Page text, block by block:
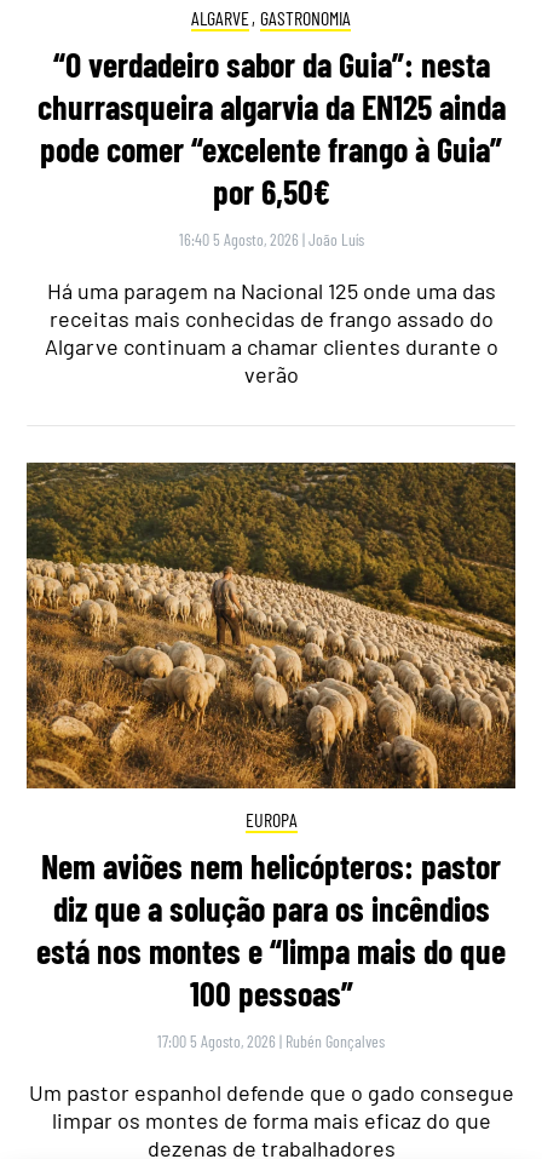
ALGARVE, GASTRONOMIA
“O verdadeiro sabor da Guia”: nesta
churrasqueira algarvia da EN125 ainda
pode comer “excelente frango à Guia”
por 6,50€
16:40 5 Agosto, 2026 |João Luís
Há uma paragem na Nacional 125 onde uma das
receitas mais conhecidas de frango assado do
Algarve continuam a chamar clientes durante o
verão
EUROPA
Nem aviões nem helicópteros: pastor
diz que a solução para os incêndios
está nos montes e “limpa mais do que
100 pessoas”
17:00 5 Agosto, 2026 | Rubén Gonçalves
Um pastor espanhol defende que o gado consegue
limpar os montes de forma mais eficaz do que
dezenas de trabalhadores